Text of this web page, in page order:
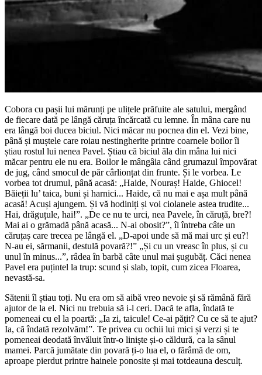
Cobora cu pașii lui mărunți pe ulițele prăfuite ale satului, mergând
de fiecare dată pe lângă căruța încărcată cu lemne. În mâna care nu
era lângă boi ducea biciul. Nici măcar nu pocnea din el. Vezi bine,
până și muștele care roiau nestingherite printre coarnele boilor îi
știau rostul lui nenea Pavel. Știau că biciul ăla din mâna lui nici
măcar pentru ele nu era. Boilor le mângâia când grumazul împovărat
de jug, când smocul de păr cârlionțat din frunte. Și le vorbea. Le
vorbea tot drumul, până acasă: „Haide, Nouraș! Haide, Ghiocel!
Băieții lu’ taica, buni și harnici... Haide, că nu mai e așa mult până
acasă! Acuși ajungem. Și vă hodiniți și voi ciolanele astea trudite...
Hai, drăguțule, hai!”. „De ce nu te urci, nea Pavele, în căruță, bre?!
Mai ai o grămadă până acasă... N-ai obosit?”, îl întreba câte un
căruțaș care trecea pe lângă el. „D-apoi unde să mă mai urc și eu?!
N-au ei, sărmanii, destulă povară?!” „Și cu un vreasc în plus, și cu
unul în minus...”, râdea în barbă câte unul mai șugubăț. Căci nenea
Pavel era puțintel la trup: scund și slab, topit, cum zicea Floarea,
nevastă-sa.
Sătenii îl știau toți. Nu era om să aibă vreo nevoie și să rămână fără
ajutor de la el. Nici nu trebuia să i-l ceri. Dacă te afla, îndată te
pomeneai cu el la poartă: „Ia zi, taicule! Ce-ai pățit? Cu ce să te ajut?
Ia, că îndată rezolvăm!”. Te privea cu ochii lui mici și verzi și te
pomeneai deodată învăluit într-o liniște și-o căldură, ca la sânul
mamei. Parcă jumătate din povară ți-o lua el, o fărâmă de om,
aproape pierdut printre hainele ponosite și mai totdeauna desculț.